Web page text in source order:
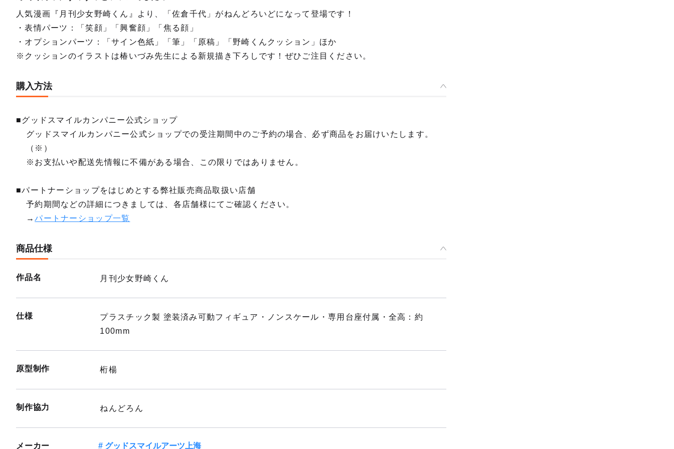
人気漫画『月刊少女野崎くん』より、「佐倉千代」がねんどろいどになって登場です！
・表情パーツ：「笑顔」「興奮顔」「焦る顔」
・オプションパーツ：「サイン色紙」「筆」「原稿」「野崎くんクッション」ほか
※クッションのイラストは椿いづみ先生による新規描き下ろしです！ぜひご注目ください。
購入方法
■グッドスマイルカンパニー公式ショップ
グッドスマイルカンパニー公式ショップでの受注期間中のご予約の場合、必ず商品をお届けいたします。
（※）
※お支払いや配送先情報に不備がある場合、この限りではありません。
■パートナーショップをはじめとする弊社販売商品取扱い店舗
予約期間などの詳細につきましては、各店舗様にてご確認ください。
→パートナーショップ一覧
商品仕様
作品名 月刊少女野崎くん
仕様
プラスチック製 塗装済み可動フィギュア・ノンスケール・専用台座付属・全高：約
100mm
原型制作 桁楊
制作協力 ねんどろん
メーカー グッドスマイルアーツ上海